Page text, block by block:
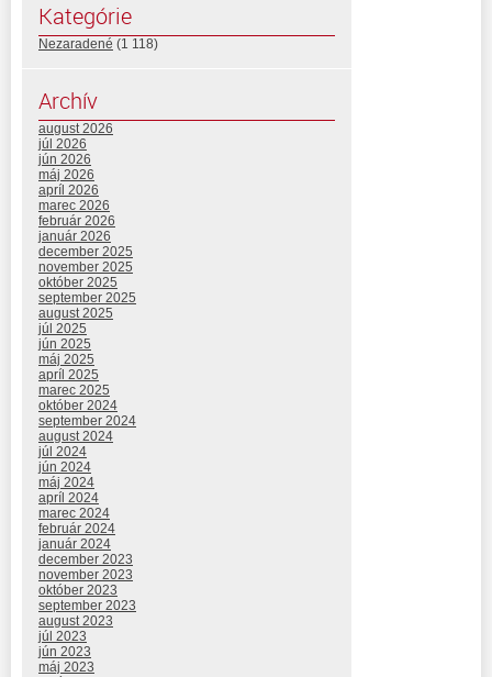
Kategórie
Nezaradené (1 118)
Archív
august 2026
júl 2026
jún 2026
máj 2026
apríl 2026
marec 2026
február 2026
január 2026
december 2025
november 2025
október 2025
september 2025
august 2025
júl 2025
jún 2025
máj 2025
apríl 2025
marec 2025
október 2024
september 2024
august 2024
júl 2024
jún 2024
máj 2024
apríl 2024
marec 2024
február 2024
január 2024
december 2023
november 2023
október 2023
september 2023
august 2023
júl 2023
jún 2023
máj 2023